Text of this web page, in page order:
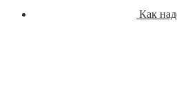
Как